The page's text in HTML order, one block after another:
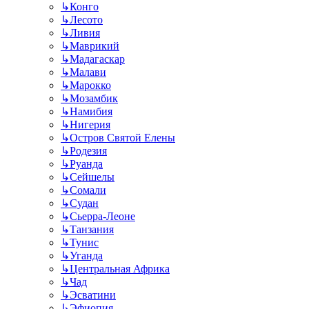
↳Конго
↳Лесото
↳Ливия
↳Маврикий
↳Мадагаскар
↳Малави
↳Марокко
↳Мозамбик
↳Намибия
↳Нигерия
↳Остров Святой Елены
↳Родезия
↳Руанда
↳Сейшелы
↳Сомали
↳Судан
↳Сьерра-Леоне
↳Танзания
↳Тунис
↳Уганда
↳Центральная Африка
↳Чад
↳Эсватини